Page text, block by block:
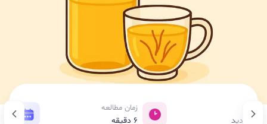
بازدید
691 بازدید
زمان مطالعه
6 دقیقه